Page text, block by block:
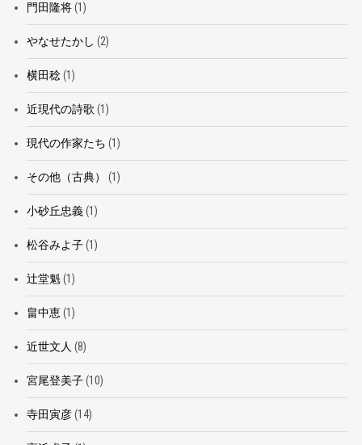
門田隆将(1)
やなせたかし (2)
横田稔(1)
近現代の詩歌 (1)
現代の作家たち (1)
その他（古典） (1)
小砂丘忠義(1)
松谷みよ子(1)
辻堂魁(1)
畠中恵(1)
近世文人 (8)
宮尾登美子(10)
寺田寅彦(14)